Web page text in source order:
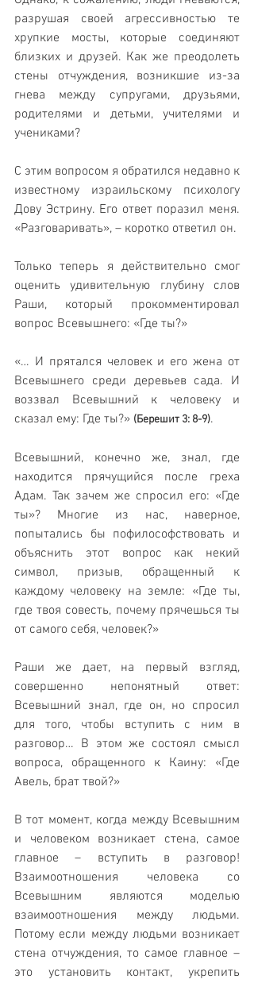
разрушая своей агрессивностью те
хрупкие мосты, которые соединяют
близких и друзей. Как же преодолеть
стены отчуждения, возникшие из-за
гнева между супругами, друзьями,
родителями и детьми, учителями и
учениками?
С этим вопросом я обратился недавно к
известному израильскому психологу
Дову Эстрину. Его ответ поразил меня.
«Разговаривать», – коротко ответил он.
Только теперь я действительно смог
оценить удивительную глубину слов
Раши, который прокомментировал
вопрос Всевышнего: «Где ты?»
«… И прятался человек и его жена от
Всевышнего среди деревьев сада. И
воззвал Всевышний к человеку и
сказал ему: Где ты?» (Берешит 3: 8-9).
Всевышний, конечно же, знал, где
находится прячущийся после греха
Адам. Так зачем же спросил его: «Где
ты»? Многие из нас, наверное,
попытались бы пофилософствовать и
объяснить этот вопрос как некий
символ, призыв, обращенный к
каждому человеку на земле: «Где ты,
где твоя совесть, почему прячешься ты
от самого себя, человек?»
Раши же дает, на первый взгляд,
совершенно непонятный ответ:
Всевышний знал, где он, но спросил
для того, чтобы вступить с ним в
разговор… В этом же состоял смысл
вопроса, обращенного к Каину: «Где
Авель, брат твой?»
В тот момент, когда между Всевышним
и человеком возникает стена, самое
главное – вступить в разговор!
Взаимоотношения человека со
Всевышним являются моделью
взаимоотношения между людьми.
Потому если между людьми возникает
стена отчуждения, то самое главное –
это установить контакт, укрепить